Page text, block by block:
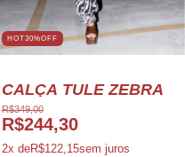
HOT30%OFF
CALÇA TULE ZEBRA
R$349,00
R$244,30
2x deR$122,15sem juros